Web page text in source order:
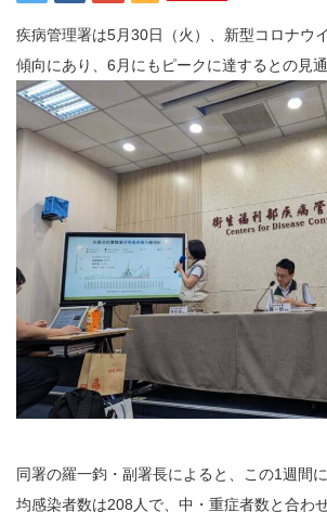
疾病管理署は5月30日（火）、新型コロナウ
傾向にあり、6月にもピークに達するとの見
同署の羅一鈞・副署長によると、この1週間
均感染者数は208人で、中・重症者数と合わ